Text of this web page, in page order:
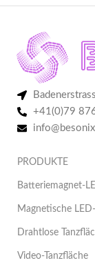
+41(0)79
PRODUKTE
Batteriemagnet-
Magnetische
Drahtlose
Video-Tanzfläche